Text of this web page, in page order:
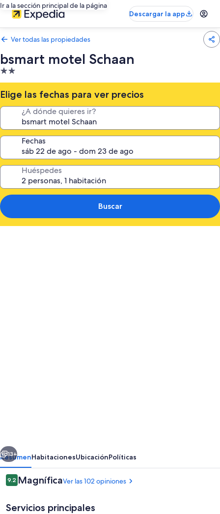
Ir a la sección principal de la página
Descargar la app
Ver todas las propiedades
bsmart motel Schaan
Propiedad
de
2.0
estrellas
Elige las fechas para ver precios
¿A dónde quieres ir?
Fechas
Huéspedes
Buscar
Siguiente
13+
ResumenHabitacionesUbicaciónPolíticas
Opiniones
9.29.2 de 10,
MagníficaVer las 102 opiniones
Servicios principales